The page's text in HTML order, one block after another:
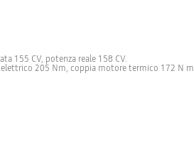
155 CV, potenza reale 158 CV.
205 Nm, coppia motore termico 172 N m